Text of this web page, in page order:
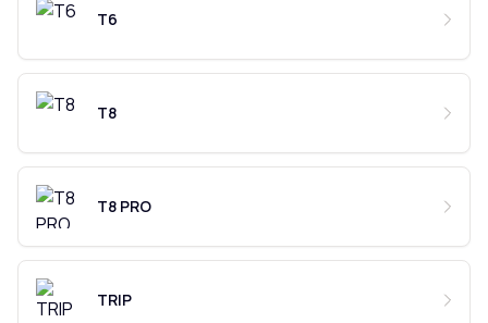
T6
T8
T8 PRO
TRIP